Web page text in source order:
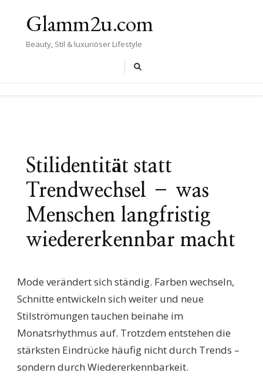
Glamm2u.com
Beauty, Stil & luxuriöser Lifestyle
Stilidentität statt
Trendwechsel – was
Menschen langfristig
wiedererkennbar macht
Mode verändert sich ständig. Farben wechseln,
Schnitte entwickeln sich weiter und neue
Stilströmungen tauchen beinahe im
Monatsrhythmus auf. Trotzdem entstehen die
stärksten Eindrücke häufig nicht durch Trends –
sondern durch Wiedererkennbarkeit.